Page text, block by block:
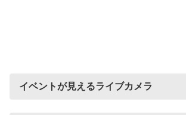
イベントが見えるライブカメラ